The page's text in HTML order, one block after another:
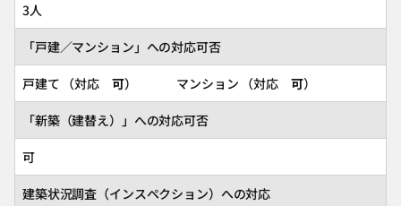
3人
「戸建／マンション」への対応可否
戸建て （対応 可） マンション （対応 可）
「新築（建替え）」への対応可否
可
建築状況調査（インスペクション）への対応